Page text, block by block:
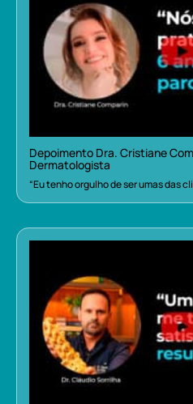
Depoimento Dra. Cristiane
Dermatologista
“Eu tenho orgulho de ser umas das